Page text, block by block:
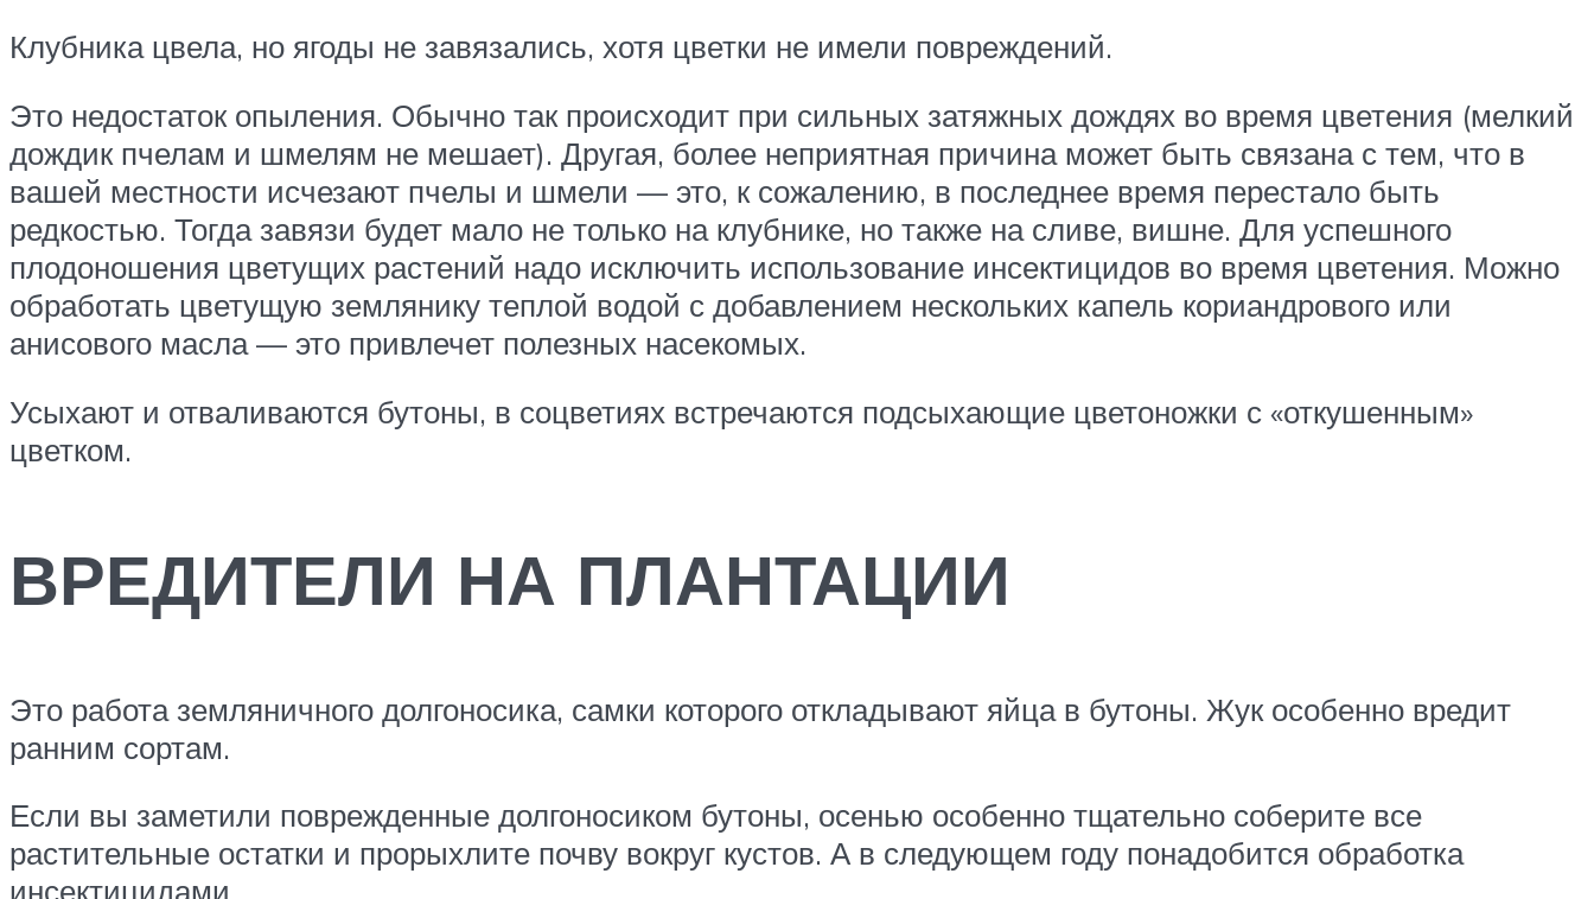
Клубника цвела, но ягоды не завязались, хотя цветки не имели повреждений.
Это недостаток опыления. Обычно так происходит при сильных затяжных дождях во время цветения (мелкий
дождик пчелам и шмелям не мешает). Другая, более неприятная причина может быть связана с тем, что в
вашей местности исчезают пчелы и шмели — это, к сожалению, в последнее время перестало быть
редкостью. Тогда завязи будет мало не только на клубнике, но также на сливе, вишне. Для успешного
плодоношения цветущих растений надо исключить использование инсектицидов во время цветения. Можно
обработать цветущую землянику теплой водой с добавлением нескольких капель кориандрового или
анисового масла — это привлечет полезных насекомых.
Усыхают и отваливаются бутоны, в соцветиях встречаются подсыхающие цветоножки с «откушенным»
цветком.
ВРЕДИТЕЛИ НА ПЛАНТАЦИИ
Это работа земляничного долгоносика, самки которого откладывают яйца в бутоны. Жук особенно вредит
ранним сортам.
Если вы заметили поврежденные долгоносиком бутоны, осенью особенно тщательно соберите все
растительные остатки и прорыхлите почву вокруг кустов. А в следующем году понадобится обработка
инсектицидами